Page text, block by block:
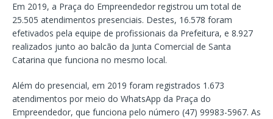
Em 2019, a Praça do Empreendedor registrou um total de
25.505 atendimentos presenciais. Destes, 16.578 foram
efetivados pela equipe de profissionais da Prefeitura, e 8.927
realizados junto ao balcão da Junta Comercial de Santa
Catarina que funciona no mesmo local.
Além do presencial, em 2019 foram registrados 1.673
atendimentos por meio do WhatsApp da Praça do
Empreendedor, que funciona pelo número (47) 99983-5967. As